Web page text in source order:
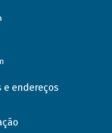
endereços